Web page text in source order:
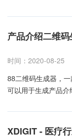
产品介绍二维
时间：2020-08-25
88二维码生成器，
可以用于生成产品介
XDIGIT - 医疗